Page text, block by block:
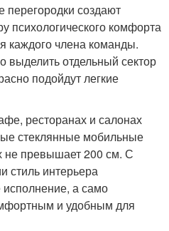
создают
психологического комфорта
каждого члена команды.
отдельный сектор
подойдут легкие
ресторанах и салонах
стеклянные мобильные
не превышает 200 см. С
стиль интерьера
исполнение, а само
и удобным для